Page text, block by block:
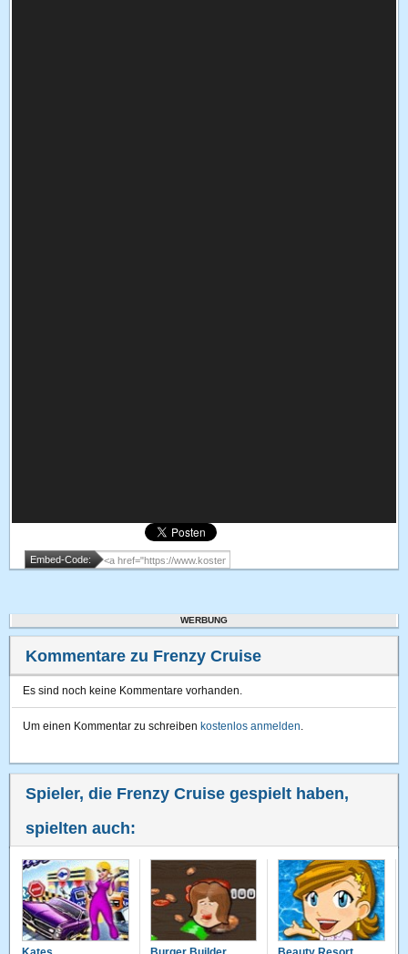
Embed-Code:
WERBUNG
Kommentare zu Frenzy Cruise
Es sind noch keine Kommentare vorhanden.
Um einen Kommentar zu schreiben kostenlos anmelden.
Spieler, die Frenzy Cruise gespielt haben,
spielten auch: